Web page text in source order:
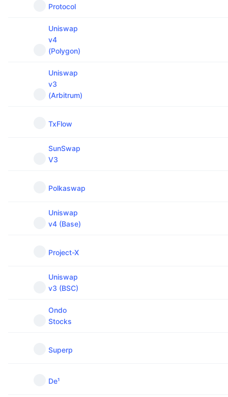
Protocol
Uniswap
v4
(Polygon)
Uniswap
v3
(Arbitrum)
TxFlow
SunSwap
V3
Polkaswap
Uniswap
v4 (Base)
Project-X
Uniswap
v3 (BSC)
Ondo
Stocks
Superp
De¹